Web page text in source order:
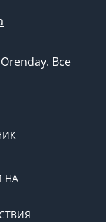
Все
НА